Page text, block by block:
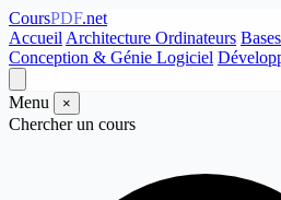
CoursPDF.net
Accueil Architecture Ordinateurs
Conception & Génie Logiciel
Menu ×
Chercher un cours